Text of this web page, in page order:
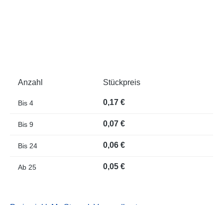
Anzahl Stückpreis
Bis 4 0,17 €
Bis 9 0,07 €
Bis 24 0,06 €
Ab 25 0,05 €